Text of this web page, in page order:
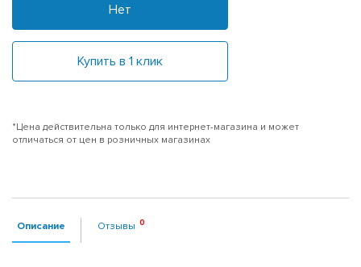
Нет
Купить в 1 клик
*Цена действительна только для интернет-магазина и может
отличаться от цен в розничных магазинах
Описание Отзывы